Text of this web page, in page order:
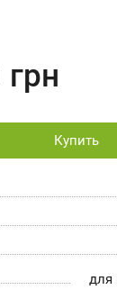
для
грн
Купить